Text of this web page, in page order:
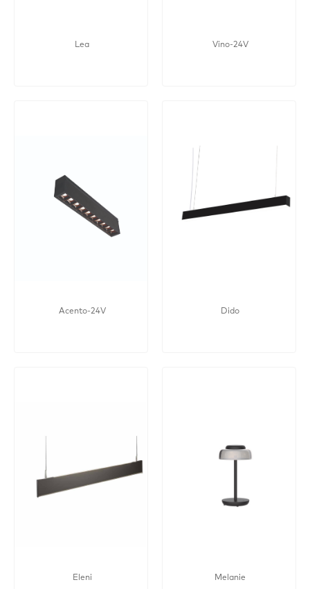
Lea Vino-24V
Acento-24V Dido
Eleni Melanie